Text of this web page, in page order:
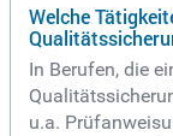
Welche
In Berufen, die
u.a.